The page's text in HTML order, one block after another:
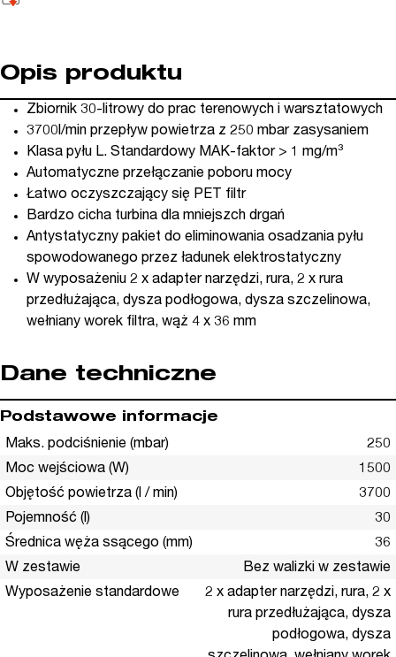
Opis produktu
Zbiornik 30-litrowy do prac terenowych i warsztatowych
3700l/min przepływ powietrza z 250 mbar zasysaniem
Klasa pyłu L. Standardowy MAK-faktor > 1 mg/m³
Automatyczne przełączanie poboru mocy
Łatwo oczyszczający się PET filtr
Bardzo cicha turbina dla mniejszch drgań
Antystatyczny pakiet do eliminowania osadzania pyłu
spowodowanego przez ładunek elektrostatyczny
W wyposażeniu 2 x adapter narzędzi, rura, 2 x rura
przedłużająca, dysza podłogowa, dysza szczelinowa,
wełniany worek filtra, wąż 4 x 36 mm
Dane techniczne
Podstawowe informacje
Maks. podciśnienie (mbar)
250
Moc wejściowa (W)
1500
Objętość powietrza (l / min)
3700
Pojemność (l)
30
Średnica węża ssącego (mm)
36
W zestawie
Bez walizki w zestawie
Wyposażenie standardowe
2 x adapter narzędzi, rura, 2 x
rura przedłużająca, dysza
podłogowa, dysza